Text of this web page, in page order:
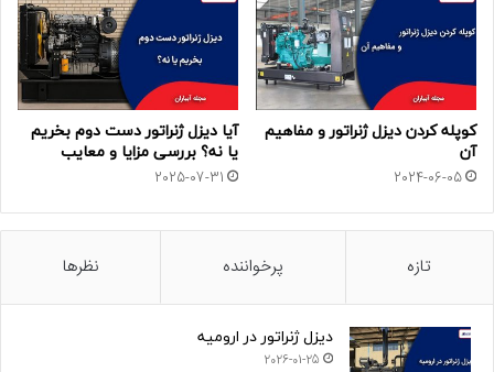
کوپله کردن دیزل ژنراتور و مفاهیم
آن
2024-06-05
آیا دیزل ژنراتور دست دوم بخریم
یا نه؟ بررسی مزایا و معایب
2025-07-31
تازه پرخواننده نظرها
دیزل ژنراتور در ارومیه
2026-01-25